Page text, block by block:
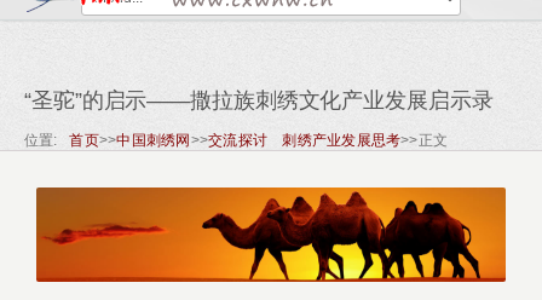
“圣驼”的启示――撒拉族刺绣文化产业发展启示录
位置:首页>>中国刺绣网 >>交流探讨 刺绣产业发展思考>>正文